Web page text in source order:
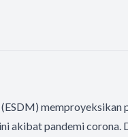
memproyeksikan
akibat pandemi